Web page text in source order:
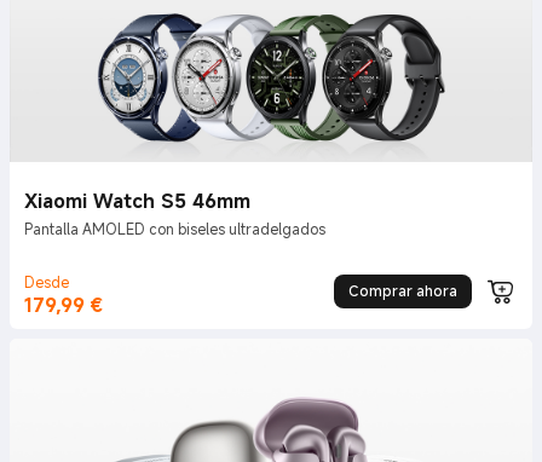
Xiaomi Watch S5 46mm
Pantalla AMOLED con biseles ultradelgados
Desde
179,99 €
Current Price €179.99
Comprar ahora